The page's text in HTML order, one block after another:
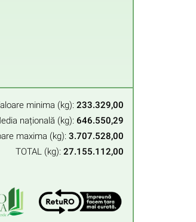
minima (kg): 233.329,00
națională (kg): 646.550,29
maxima (kg): 3.707.528,00
TOTAL (kg): 27.155.112,00